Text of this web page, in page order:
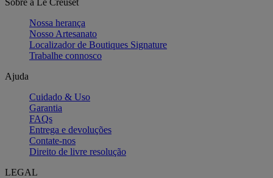
Nossa herança
Nosso Artesanato
Localizador de Boutiques Signature
Trabalhe connosco
Ajuda
Cuidado & Uso
Garantia
FAQs
Entrega e devoluções
Contate-nos
Direito de livre resolução
LEGAL